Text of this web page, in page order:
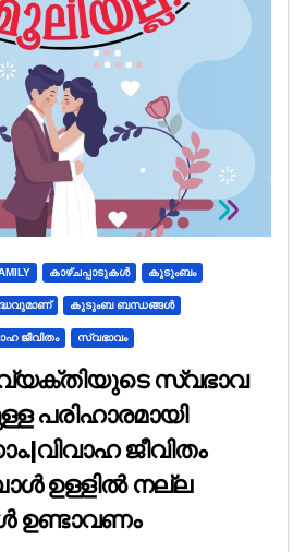
കാഴ്ചപ്പാടുകൾ കുടുംബം
കുടുംബ ബന്ധങ്ങൾ
ജീവിതം സ്വഭാവം
വ്യക്തിയുടെ സ്വഭാവ
പരിഹാരമായി
ജീവിതം
ഉള്ളിൽ നല്ല
ഉണ്ടാവണം